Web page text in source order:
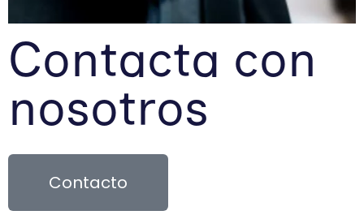
Contacta con
nosotros
Contacto